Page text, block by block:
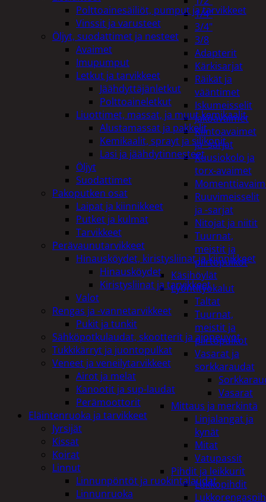
1/4"
3/4"
3/8
Adapterit
Kärkisarjat
Räikät ja
vääntimet
Iskumeisselit
Jakoavaimet
Kiintoavaimet
ja -sarjat
Kuusiokolo ja
torx-avaimet
Ruuvimeisselit
ja -sarjat
Nitojat ja niitit
Tuurnat,
meistit ja
piirtopuikot
Käsihöylät
Lyöntityökalut
Taltat
Tuurnat,
meistit ja
piirtopuikot
Vasarat ja
sorkkaraudat
Vasarat
Mittaus ja merkintä
Linjalangat ja
kynät
Mitat
Vatupassit
Pihdit ja leikkurit
Lukkopihdit
Polttoainesäiliöt, pumput ja tarvikkeet
Vinssit ja varusteet
Öljyt, suodattimet ja nesteet
Avaimet
Imupumput
Letkut ja tarvikkeet
Jäähdyttäjänletkut
Polttoaineletkut
Liuottimet, massat, ja muut kemikaalit
Alustamassat ja pakkelit
Kemikaalit, sprayt ja silikonit
Lasi ja jäähdytinnesteet
Öljyt
Suodattimet
Pakoputken osat
Laipat ja kiinnikkeet
Putket ja kulmat
Tarvikkeet
Perävaunutarvikkeet
Hinausköydet, kiristysliinat ja kiinnikkeet
Hinausköydet
Kiristysliinat ja tarvikkeet
Valot
Rengas ja -vannetarvikkeet
Pukit ja tunkit
Sähköpotkulaudat, skootterit ja ajoneuvot
Tukkikärryt ja juontopulkat
Veneet ja veneilytarvikkeet
Airot ja melat
Kanootit ja sup-laudat
Perämoottorit
Eläintenruoka ja tarvikkeet
Jyrsijät
Kissat
Koirat
Linnut
Linnunpöntöt ja ruokintalaudat
Linnunruoka